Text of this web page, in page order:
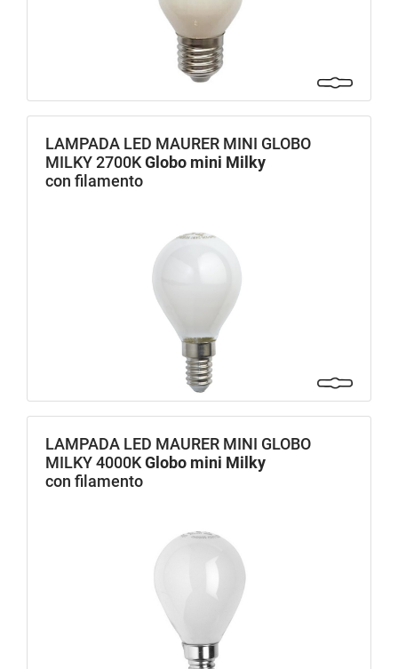
LAMPADA LED MAURER MINI GLOBO
MILKY 2700KGlobo mini Milky
con filamento
LAMPADA LED MAURER MINI GLOBO
MILKY 4000KGlobo mini Milky
con filamento